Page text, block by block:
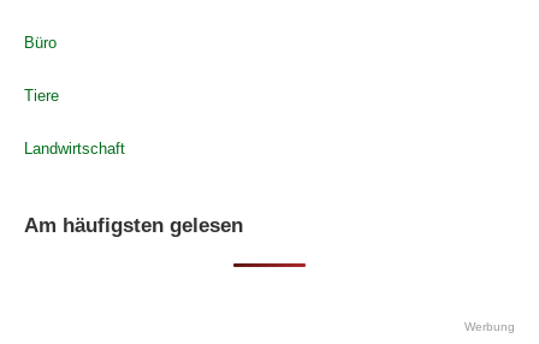
Büro
Tiere
Landwirtschaft
Am häufigsten gelesen
Werbung